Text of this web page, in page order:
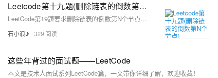
Leetcode第十九题(删除链表的倒数第N个节点)
LeetCode第19题要求删除链表的倒数第N个节点，可以通过快慢指针法在一次遍历中实现。
石小浪♪ 329
这些年背过的面试题——LeetCode
本文是技术人面试系列LeetCode篇，一文带你详细了解，欢迎收藏！